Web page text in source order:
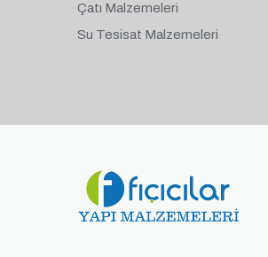
Çatı Malzemeleri
Su Tesisat Malzemeleri